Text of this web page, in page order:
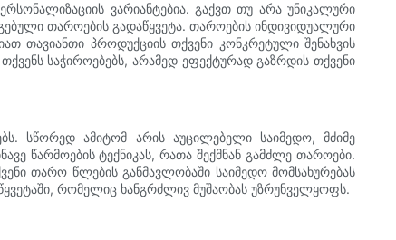
ვარიანტებია. გაქვთ თუ არა უნიკალური
თაროების გადაწყვეტა. თაროების ინდივიდუალური
თავიანთი პროდუქციის თქვენი კონკრეტული შენახვის
საჭიროებებს, არამედ ეფექტურად გაზრდის თქვენი
სწორედ ამიტომ არის აუცილებელი საიმედო, მძიმე
წარმოების ტექნიკას, რათა შექმნან გამძლე თაროები.
თარო წლების განმავლობაში საიმედო მომსახურებას
რომელიც ხანგრძლივ მუშაობას უზრუნველყოფს.